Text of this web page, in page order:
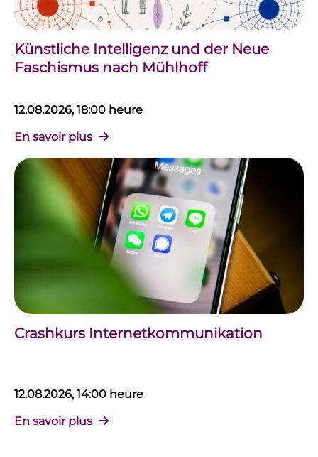
Künstliche Intelligenz und der Neue
Faschismus nach Mühlhoff
12.08.2026, 18:00 heure
En savoir plus
Crashkurs Internetkommunikation
12.08.2026, 14:00 heure
En savoir plus